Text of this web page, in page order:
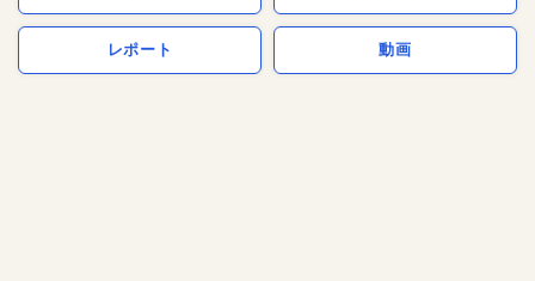
レポート 動画